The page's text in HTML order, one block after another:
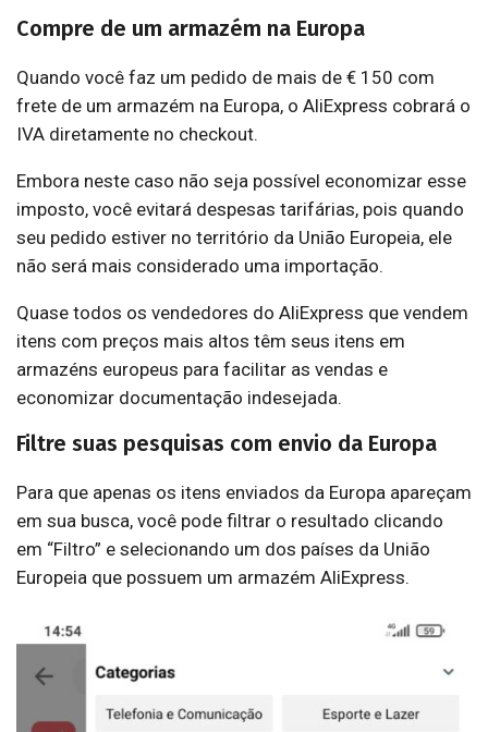
Compre de um armazém na Europa
Quando você faz um pedido de mais de € 150 com
frete de um armazém na Europa, o AliExpress cobrará o
IVA diretamente no checkout.
Embora neste caso não seja possível economizar esse
imposto, você evitará despesas tarifárias, pois quando
seu pedido estiver no território da União Europeia, ele
não será mais considerado uma importação.
Quase todos os vendedores do AliExpress que vendem
itens com preços mais altos têm seus itens em
armazéns europeus para facilitar as vendas e
economizar documentação indesejada.
Filtre suas pesquisas com envio da Europa
Para que apenas os itens enviados da Europa apareçam
em sua busca, você pode filtrar o resultado clicando
em “Filtro” e selecionando um dos países da União
Europeia que possuem um armazém AliExpress.